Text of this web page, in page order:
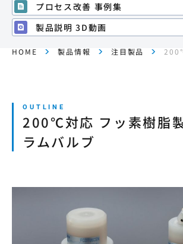
ログイン・新規会員登録
プロセス改善 事例集
製品説明 3D動画
HOME 製品情報 注目製品
200℃対応 フッ素樹脂
ラムバルブ